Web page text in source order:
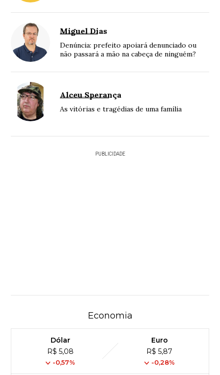
Miguel Dias
Denúncia: prefeito apoiará denunciado ou
não passará a mão na cabeça de ninguém?
Alceu Sperança
As vitórias e tragédias de uma família
PUBLICIDADE
Economia
Dólar
R$ 5,08
-0,57%
Euro
R$ 5,87
-0,28%